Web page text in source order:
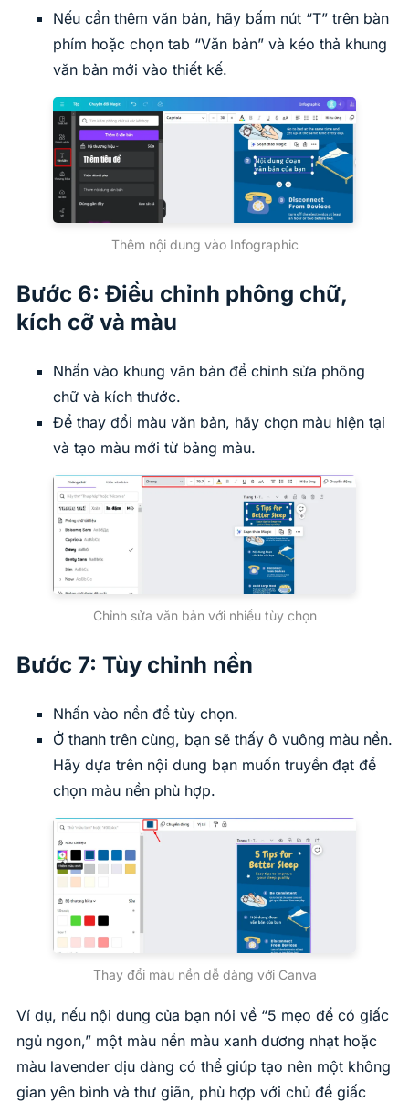
Nếu cần thêm văn bản, hãy bấm nút “T” trên bàn
phím hoặc chọn tab “Văn bản” và kéo thả khung
văn bản mới vào thiết kế.
Thêm nội dung vào Infographic
Bước 6: Điều chỉnh phông chữ,
kích cỡ và màu
Nhấn vào khung văn bản để chỉnh sửa phông
chữ và kích thước.
Để thay đổi màu văn bản, hãy chọn màu hiện tại
và tạo màu mới từ bảng màu.
Chỉnh sửa văn bản với nhiều tùy chọn
Bước 7: Tùy chỉnh nền
Nhấn vào nền để tùy chọn.
Ở thanh trên cùng, bạn sẽ thấy ô vuông màu nền.
Hãy dựa trên nội dung bạn muốn truyền đạt để
chọn màu nền phù hợp.
Thay đổi màu nền dễ dàng với Canva
Ví dụ, nếu nội dung của bạn nói về “5 mẹo để có giấc
ngủ ngon,” một màu nền màu xanh dương nhạt hoặc
màu lavender dịu dàng có thể giúp tạo nên một không
gian yên bình và thư giãn, phù hợp với chủ đề giấc